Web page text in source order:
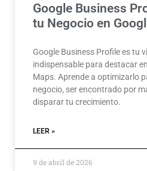
Google Business
tu Negocio en
Google Business Profile es tu
indispensable para destacar
Maps. Aprende a optimizarlo
negocio, ser encontrado por
disparar tu crecimiento.
LEER »
9 de abril de 2026